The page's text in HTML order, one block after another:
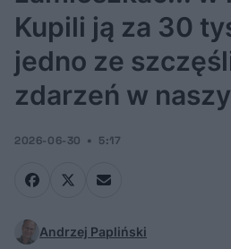
Kupili ją za 30
jedno ze
zdarzeń w
2026-06-30 5:17
Andrzej Papliński